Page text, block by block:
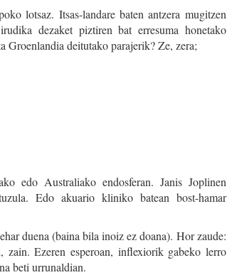
lotsaz. Itsas-landare baten antzera mugitzen
dezaket piztiren bat erresuma honetako
Groenlandia deitutako parajerik? Ze, zera;
edo Australiako endosferan. Janis Joplinen
Edo akuario kliniko batean bost-hamar
duena (baina bila inoiz ez doana). Hor zaude:
Ezeren esperoan, inflexiorik gabeko lerro
beti urrunaldian.